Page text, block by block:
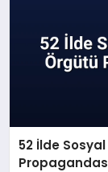
52 İlde